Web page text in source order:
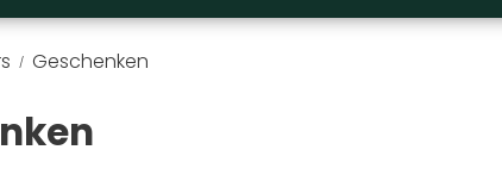
Geschenken